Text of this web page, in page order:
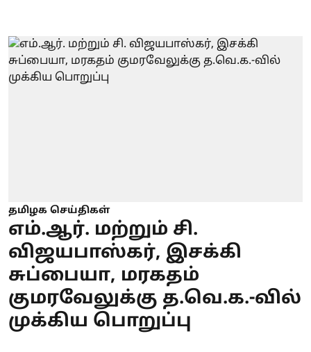
தமிழக செய்திகள்
எம்.ஆர். மற்றும் சி.
விஜயபாஸ்கர், இசக்கி
சுப்பையா, மரகதம்
குமரவேலுக்கு த.வெ.க.-வில்
முக்கிய பொறுப்பு